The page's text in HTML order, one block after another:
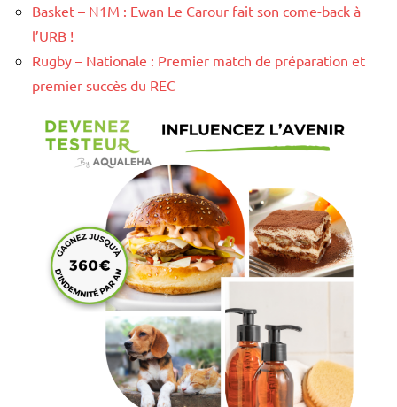
Basket – N1M : Ewan Le Carour fait son come-back à
l’URB !
Rugby – Nationale : Premier match de préparation et
premier succès du REC